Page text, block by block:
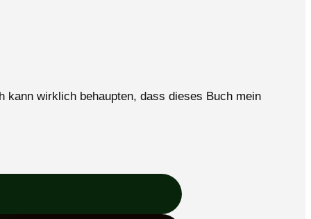
wirklich behaupten, dass dieses Buch mein